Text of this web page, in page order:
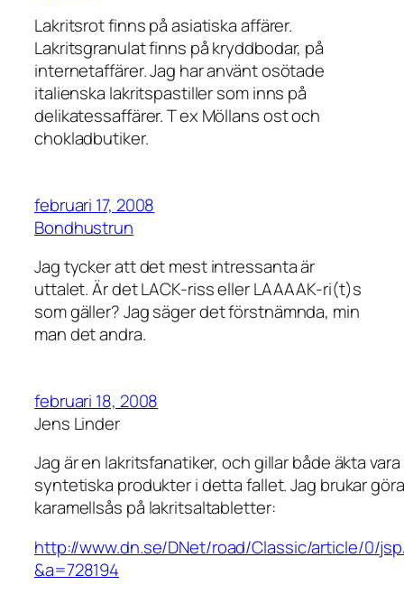
Lakritsrot finns på asiatiska affärer.
Lakritsgranulat finns på kryddbodar, på
internetaffärer. Jag har använt osötade
italienska lakritspastiller som inns på
delikatessaffärer. T ex Möllans ost och
chokladbutiker.
februari 17, 2008
Bondhustrun
Jag tycker att det mest intressanta är
uttalet. Är det LACK-riss eller LAAAAK-ri(t)s
som gäller? Jag säger det förstnämnda, min
man det andra.
februari 18, 2008
Jens Linder
Jag är en lakritsfanatiker, och gillar både äkta
syntetiska produkter i detta fallet. Jag brukar
karamellsås på lakritsaltabletter:
http://www.dn.se/DNet/road/Classic/article/0/
&a=728194